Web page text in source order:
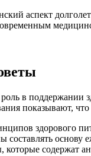
аспект
в поддержании
показывают,
здорового
основу
которые содержат